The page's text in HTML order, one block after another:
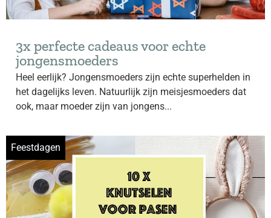
3x perfecte cadeaus voor echte
jongensmoeders
Heel eerlijk? Jongensmoeders zijn echte superhelden in
het dagelijks leven. Natuurlijk zijn meisjesmoeders dat
ook, maar moeder zijn van jongens...
Feestdagen